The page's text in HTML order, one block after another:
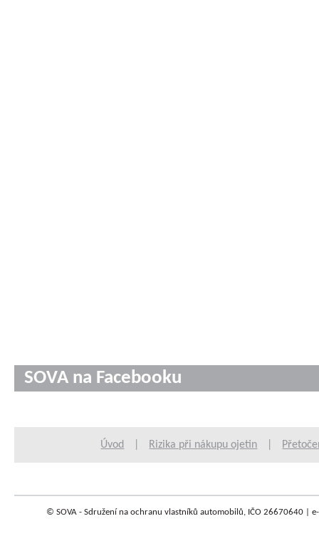
SOVA na Facebooku
Úvod Rizika při nákupu ojetin
© SOVA - Sdružení na ochranu vlastníků automobilů, IČO 26670640 |